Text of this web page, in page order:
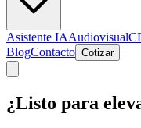
Asistente IAAudiovisual
BlogContacto Cotizar
¿Listo para